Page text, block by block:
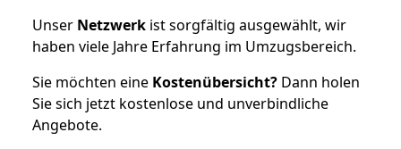
Unser Netzwerk ist sorgfältig ausgewählt, wir
haben viele Jahre Erfahrung im Umzugsbereich.
Sie möchten eine Kostenübersicht? Dann holen
Sie sich jetzt kostenlose und unverbindliche
Angebote.